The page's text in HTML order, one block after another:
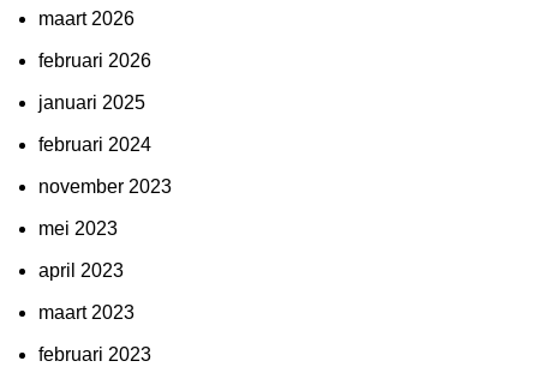
maart 2026
februari 2026
januari 2025
februari 2024
november 2023
mei 2023
april 2023
maart 2023
februari 2023